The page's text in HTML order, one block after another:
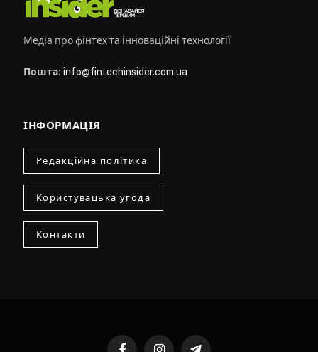
Медіа про фінтех та інноваційні технології
Пошта: info@fintechinsider.com.ua
ІНФОРМАЦІЯ
Редакційна політика
Користувацька угода
Контакти